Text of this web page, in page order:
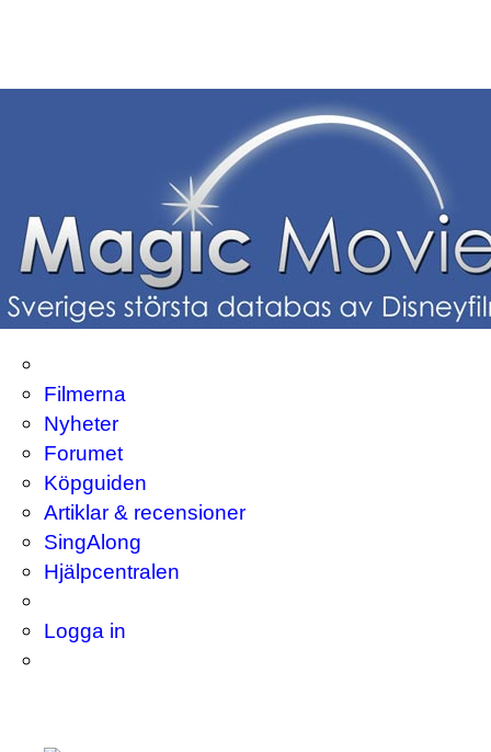
Filmerna
Nyheter
Forumet
Köpguiden
Artiklar & recensioner
SingAlong
Hjälpcentralen
Logga in